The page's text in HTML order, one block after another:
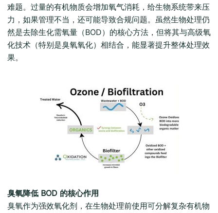
难题。过量的有机物质会增加氧气消耗，给生物系统带来压
力，如果管理不当，还可能导致合规问题。虽然生物处理仍
然是去除生化需氧量（BOD）的核心方法，但将其与高级氧
化技术（特别是臭氧氧化）相结合，能显著提升整体处理效
果。
臭氧降低 BOD 的核心作用
臭氧作为强效氧化剂，在生物处理前使用可分解复杂有机物